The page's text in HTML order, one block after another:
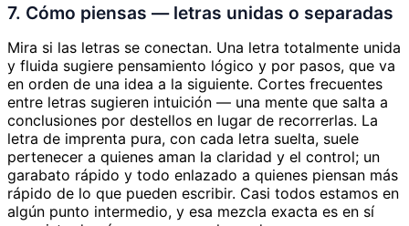
7. Cómo piensas — letras unidas o separadas
Mira si las letras se conectan. Una letra totalmente unida
y fluida sugiere pensamiento lógico y por pasos, que va
en orden de una idea a la siguiente. Cortes frecuentes
entre letras sugieren intuición — una mente que salta a
conclusiones por destellos en lugar de recorrerlas. La
letra de imprenta pura, con cada letra suelta, suele
pertenecer a quienes aman la claridad y el control; un
garabato rápido y todo enlazado a quienes piensan más
rápido de lo que pueden escribir. Casi todos estamos en
algún punto intermedio, y esa mezcla exacta es en sí